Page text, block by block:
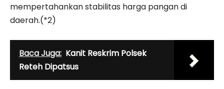
mempertahankan stabilitas harga pangan di
daerah.(*2)
Baca Juga: Kanit Reskrim Polsek
Reteh Dipatsus